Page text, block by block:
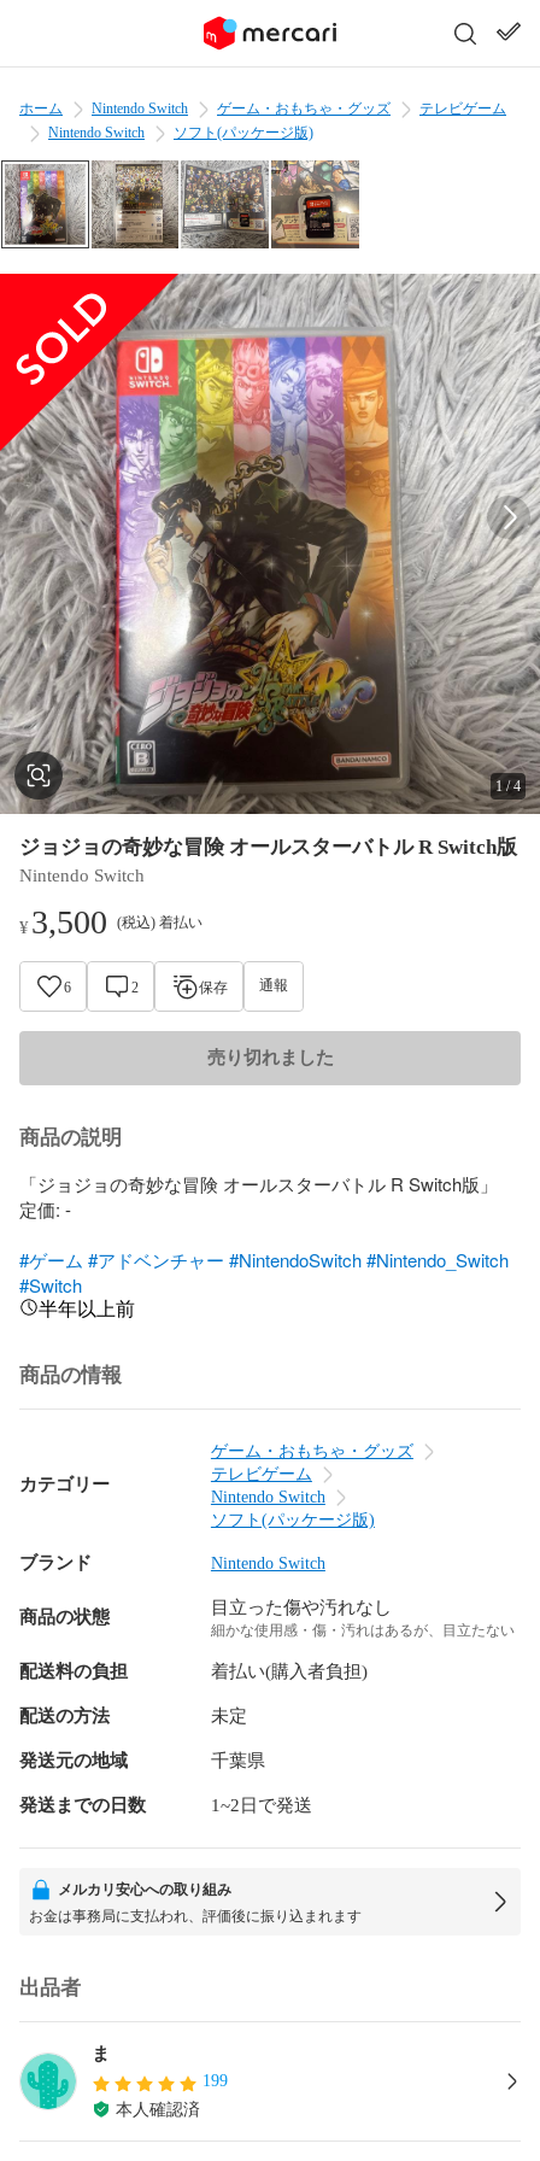
ホーム Nintendo Switch ゲーム・おもちゃ・グッズ
テレビゲーム
Nintendo Switch
ソフト(パッケージ版)
1 /4
ジョジョの奇妙な冒険 オールスターバトル R Switch版
Nintendo Switch
¥3,500 (税込) 着払い
6 2 保存 通報
売り切れました
商品の説明
「ジョジョの奇妙な冒険 オールスターバトル R Switch版」
定価: -
#ゲーム #アドベンチャー #NintendoSwitch#Nintendo_Switch
#Switch
半年以上前
商品の情報
カテゴリー
ゲーム・おもちゃ・グッズ
テレビゲーム
Nintendo Switch
ソフト(パッケージ版)
ブランド Nintendo Switch
商品の状態 目立った傷や汚れなし
細かな使用感・傷・汚れはあるが、目立たない
配送料の負担 着払い(購入者負担)
配送の方法 未定
発送元の地域 千葉県
発送までの日数 1~2日で発送
メルカリ安心への取り組み
お金は事務局に支払われ、評価後に振り込まれます
出品者
ま
199
本人確認済